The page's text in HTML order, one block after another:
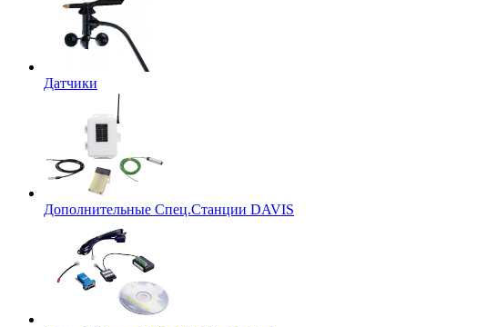
Датчики
Дополнительные Спец.Станции DAVIS